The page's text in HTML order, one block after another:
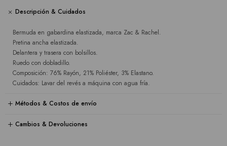
Descripción & Cuidados
Bermuda en gabardina elastizada, marca Zac & Rachel.
Pretina ancha elastizada.
Delantera y trasera con bolsillos.
Ruedo con dobladillo.
Composición: 76% Rayón, 21% Poliéster, 3% Elastano.
Cuidados: Lavar del revés a máquina con agua fría.
Métodos & Costos de envío
Cambios & Devoluciones